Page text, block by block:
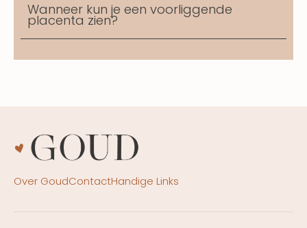
Wanneer kun je een voorliggende
placenta zien?
Over GoudContactHandige Links